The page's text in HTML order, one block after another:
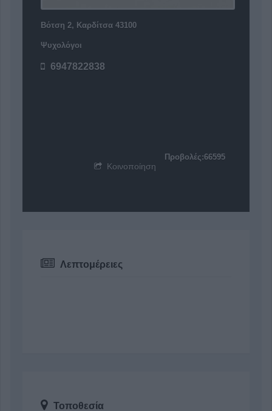
Βότση 2, Καρδίτσα 43100
Ψυχολόγοι
6947822838
Προβολές:66595
Κοινοποίηση
Λεπτομέρειες
Τοποθεσία